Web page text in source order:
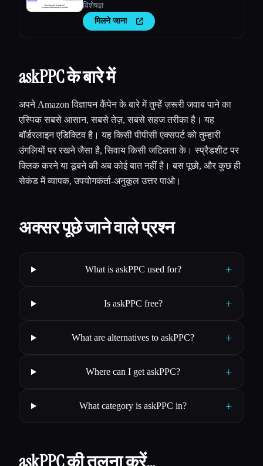
विशेषज्ञ
मिलने जाना
askPPC के बारे में
अपने Amazon विज्ञापन कैंपेन के बारे में तुम्हेंं ज़रूरी जवाब पाने का
एस्पिक सबसे आसान, सबसे तेज़, सबसे सहज तरीका है। यह
बॉर्डरलाइन एडिक्टिव है। यह किसी पीपीसी एक्सपर्ट को तुम्हारी
उंगलियों पर रखने जैसा है, सिवाय किसी जटिलता के। स्प्रैडशीट पर
क्लिक करने या डूबने की अब कोई बात नहीं है। बस पूछो, और कुछ ही
सेकंड में व्यापक, उपयोगकर्ता-अनुकूल उत्तर पाओ।
अक्सर पूछे जाने वाले प्रश्न
What is askPPC used for? +
Is askPPC free? +
What are alternatives to askPPC? +
Where can I get askPPC? +
What category is askPPC in? +